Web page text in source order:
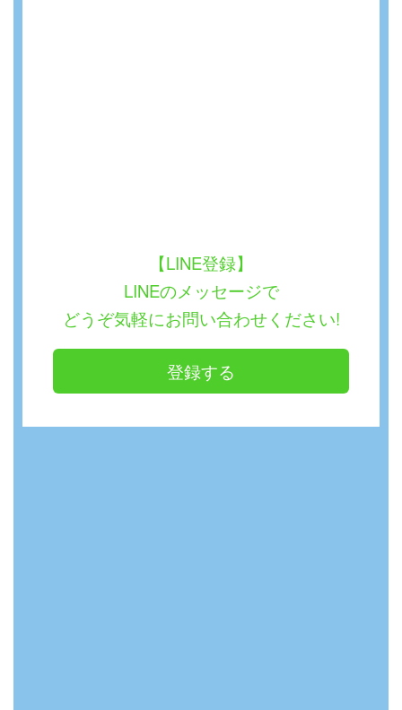
【LINE登録】
LINEのメッセージで
どうぞ気軽にお問い合わせください!
登録する